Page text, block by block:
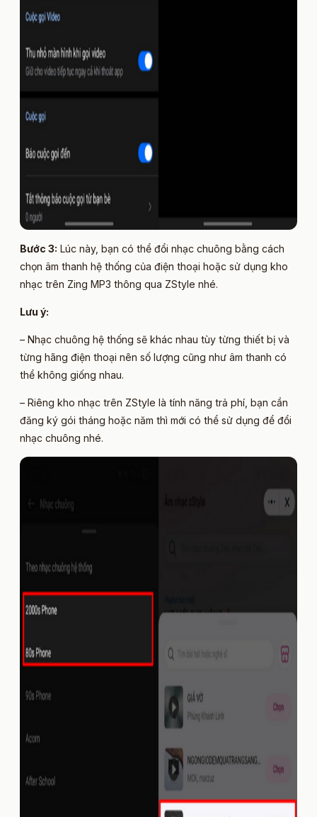
Bước 3: Lúc này, bạn có thể đổi nhạc chuông bằng cách
chọn âm thanh hệ thống của điện thoại hoặc sử dụng kho
nhạc trên Zing MP3 thông qua ZStyle nhé.
Lưu ý:
– Nhạc chuông hệ thống sẽ khác nhau tùy từng thiết bị và
từng hãng điện thoại nên số lượng cũng như âm thanh có
thể không giống nhau.
– Riêng kho nhạc trên ZStyle là tính năng trả phí, bạn cần
đăng ký gói tháng hoặc năm thì mới có thể sử dụng để đổi
nhạc chuông nhé.